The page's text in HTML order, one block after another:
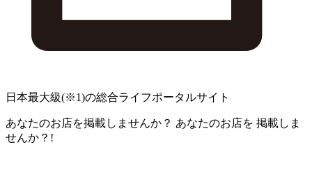
日本最大級(※1)の総合ライフポータルサイト
あなたのお店を掲載しませんか？ あなたのお店を 掲載しま
せんか？!